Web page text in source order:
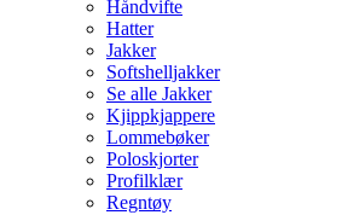
Håndvifte
Hatter
Jakker
Softshelljakker
Se alle Jakker
Kjippkjappere
Lommebøker
Poloskjorter
Profilklær
Regntøy